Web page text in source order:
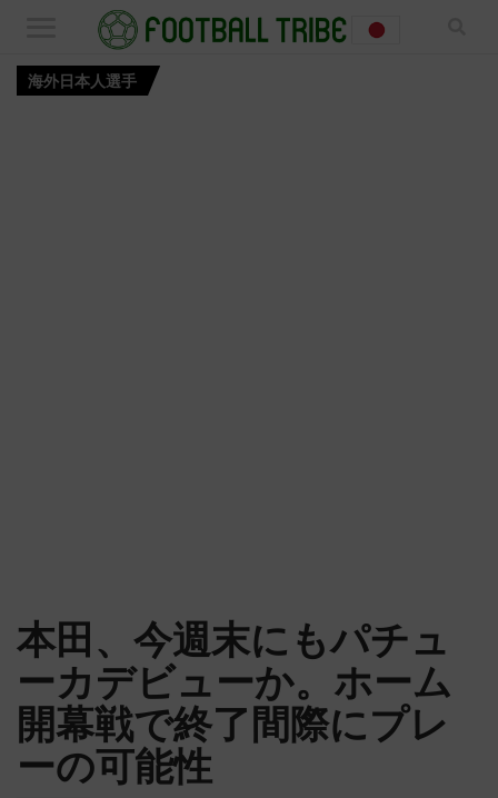
海外日本人選手
本田、今週末にもパチュ
ーカデビューか。ホーム
開幕戦で終了間際にプレ
ーの可能性